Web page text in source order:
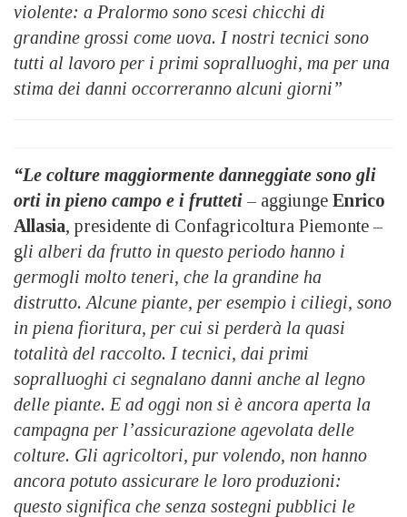
violente: a Pralormo sono scesi chicchi di
grandine grossi come uova. I nostri tecnici sono
tutti al lavoro per i primi sopralluoghi, ma per una
stima dei danni occorreranno alcuni giorni”
“Le colture maggiormente danneggiate sono gli
orti in pieno campo e i frutteti – aggiunge Enrico
Allasia, presidente di Confagricoltura Piemonte –
gli alberi da frutto in questo periodo hanno i
germogli molto teneri, che la grandine ha
distrutto. Alcune piante, per esempio i ciliegi, sono
in piena fioritura, per cui si perderà la quasi
totalità del raccolto. I tecnici, dai primi
sopralluoghi ci segnalano danni anche al legno
delle piante. E ad oggi non si è ancora aperta la
campagna per l’assicurazione agevolata delle
colture. Gli agricoltori, pur volendo, non hanno
ancora potuto assicurare le loro produzioni:
questo significa che senza sostegni pubblici le